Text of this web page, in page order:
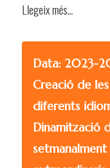
Llegeix més…
Data: 2023-
Creació de
diferents
Dinamització